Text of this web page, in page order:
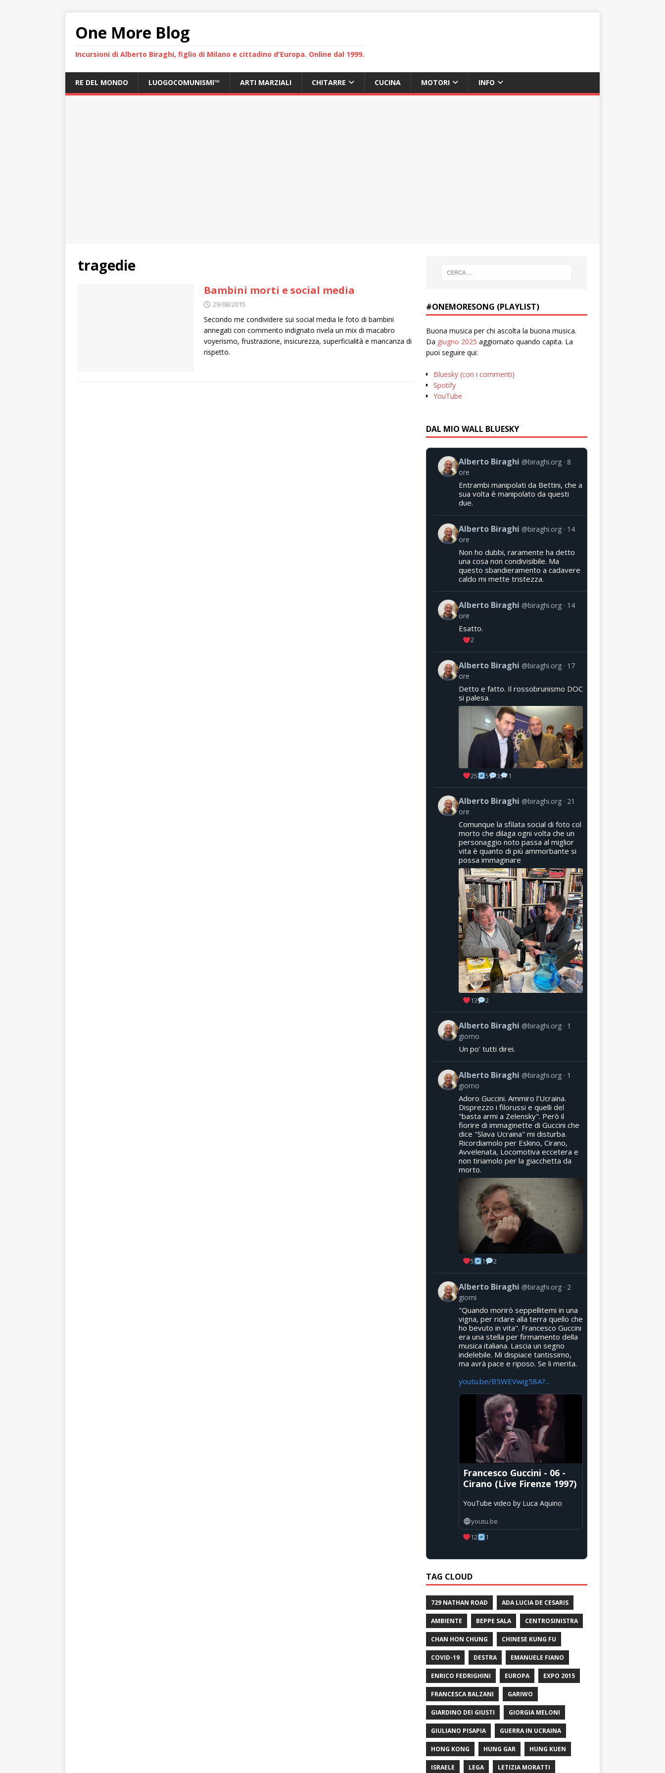
One More Blog
Incursioni di Alberto Biraghi, figlio di Milano e cittadino d'Europa. Online dal 1999.
RE DEL MONDO LUOGOCOMUNISMI™ ARTI MARZIALI CHITARRE CUCINA MOTORI INFO
tragedie
Bambini morti e social media
29/08/2015
Secondo me condividere sui social media le foto di bambini
annegati con commento indignato rivela un mix di macabro
voyerismo, frustrazione, insicurezza, superficialità e mancanza di
rispetto.
#ONEMORESONG (PLAYLIST)
Buona musica per chi ascolta la buona musica.
Da giugno 2025 aggiornato quando capita. La
puoi seguire qui:
Bluesky (con i commenti)
Spotify
YouTube
DAL MIO WALL BLUESKY
Alberto Biraghi @biraghi.org
8
ore
Entrambi manipolati da Bettini, che a
sua volta è manipolato da questi
due.
Alberto Biraghi @biraghi.org
14
ore
Non ho dubbi, raramente ha detto
una cosa non condivisibile. Ma
questo sbandieramento a cadavere
caldo mi mette tristezza.
Alberto Biraghi @biraghi.org
14
ore
Esatto.
2
Alberto Biraghi @biraghi.org
17
ore
Detto e fatto. Il rossobrunismo DOC
si palesa.
25 5 3 1
Alberto Biraghi @biraghi.org
21
ore
Comunque la sfilata social di foto col
morto che dilaga ogni volta che un
personaggio noto passa al miglior
vita è quanto di più ammorbante si
possa immaginare
13 2
Alberto Biraghi @biraghi.org
1
giorno
Un po' tutti direi.
Alberto Biraghi @biraghi.org
1
giorno
Adoro Guccini. Ammiro l'Ucraina.
Disprezzo i filorussi e quelli del
"basta armi a Zelensky". Però il
fiorire di immaginette di Guccini che
dice "Slava Ucraina" mi disturba.
Ricordiamolo per Eskino, Cirano,
Avvelenata, Locomotiva eccetera e
non tiriamolo per la giacchetta da
morto.
5 1 2
Alberto Biraghi @biraghi.org
2
giorni
"Quando morirò seppellitemi in una
vigna, per ridare alla terra quello che
ho bevuto in vita". Francesco Guccini
era una stella per firmamento della
musica italiana. Lascia un segno
indelebile. Mi dispiace tantissimo,
ma avrà pace e riposo. Se li merita.
youtu.be/B5WEVwig58A?...
Francesco Guccini - 06 -
Cirano (Live Firenze 1997)
YouTube video by Luca Aquino
youtu.be
12
1
TAG CLOUD
729 NATHAN ROAD ADA LUCIA DE CESARIS
AMBIENTE BEPPE SALA CENTROSINISTRA
CHAN HON CHUNG CHINESE KUNG FU
COVID-19 DESTRA EMANUELE FIANO
ENRICO FEDRIGHINI EUROPA EXPO 2015
FRANCESCA BALZANI GARIWO
GIARDINO DEI GIUSTI GIORGIA MELONI
GIULIANO PISAPIA GUERRA IN UCRAINA
HONG KONG HUNG GAR HUNG KUEN
ISRAELE LEGA LETIZIA MORATTI